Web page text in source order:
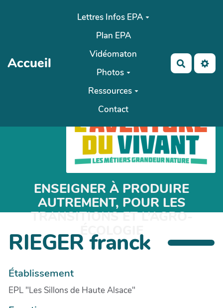
Aller au contenu principal
Accueil
Lettres Infos EPA
Plan EPA
Vidéomaton
Photos
Ressources
Contact
ENSEIGNER À PRODUIRE
AUTREMENT, POUR LES
TRANSITIONS ET L’AGRO-
ÉCOLOGIE
RIEGER franck
Établissement
EPL "Les Sillons de Haute Alsace"